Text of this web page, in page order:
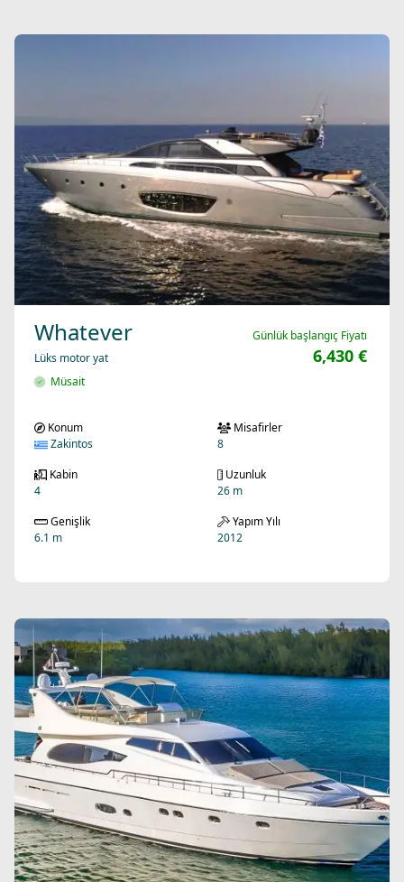
Whatever
Lüks motor yat
Müsait
Günlük başlangıç Fiyatı
6,430 €
Konum
Zakintos
Misafirler
8
Kabin
4
Uzunluk
26 m
Genişlik
6.1 m
Yapım Yılı
2012